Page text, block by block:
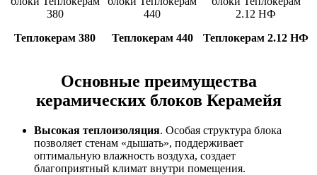
Теплокерам 380 Теплокерам 440 Теплокерам 2.12 НФ
Основные преимущества
керамических блоков Керамейя
Высокая теплоизоляция. Особая структура блока
позволяет стенам «дышать», поддерживает
оптимальную влажность воздуха, создает
благоприятный климат внутри помещения.